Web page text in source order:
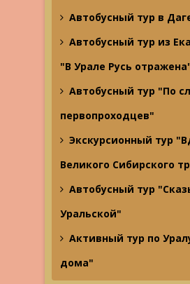
Автобусный тур в
Автобусный тур из
"В Урале Русь
Автобусный тур "По
первопроходцев"
Экскурсионный тур
Великого Сибирского
Автобусный тур
Уральской"
Активный тур по
дома"